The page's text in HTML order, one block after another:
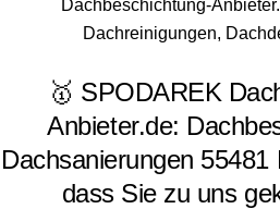
🥇 SPODAREK
Anbieter.de:
Dachsanierungen
dass Sie zu uns